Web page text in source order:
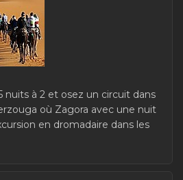
nuits à 2 et osez un circuit dans
où Zagora avec une nuit
en dromadaire dans les